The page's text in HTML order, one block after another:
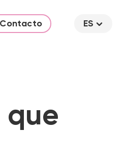
Contacto ES
que